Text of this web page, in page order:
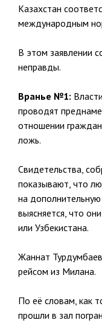
Казахстан
международным
В этом заявлении
неправды.
Вранье №1:
проводят
отношении
ложь.
Свидетельства,
показывают, что
на
выясняется, что
или Узбекистана.
Жаннат
рейсом из Милана.
По её словам, как
прошли в зал